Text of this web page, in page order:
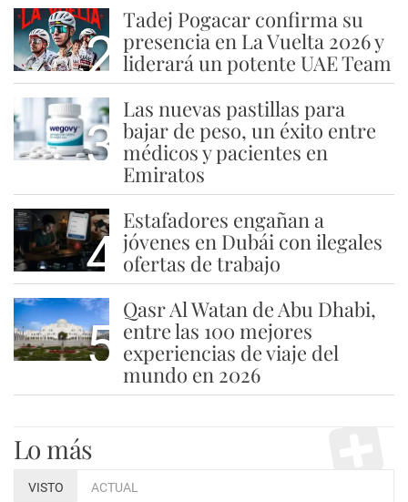
2
Tadej Pogacar confirma su
presencia en La Vuelta 2026 y
liderará un potente UAE Team
3
Las nuevas pastillas para
bajar de peso, un éxito entre
médicos y pacientes en
Emiratos
4
Estafadores engañan a
jóvenes en Dubái con ilegales
ofertas de trabajo
5
Qasr Al Watan de Abu Dhabi,
entre las 100 mejores
experiencias de viaje del
mundo en 2026
Lo más
VISTO ACTUAL